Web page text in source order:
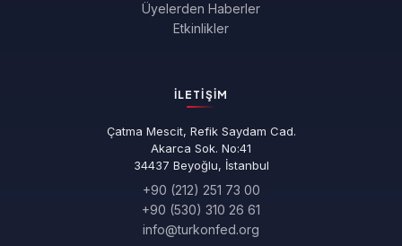
Üyelerden Haberler
Etkinlikler
İLETIŞIM
Çatma Mescit, Refik Saydam Cad.
Akarca Sok. No:41
34437 Beyoğlu, İstanbul
+90 (212) 251 73 00
+90 (530) 310 26 61
info@turkonfed.org